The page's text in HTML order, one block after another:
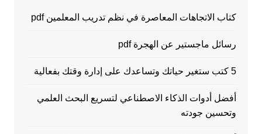
كتاب الاتجاهات المعاصرة في نظم تدريب المعلمين pdf
رسائل ماجستير عن الهجرة pdf
5 كتب ستغير حياتك وتساعدك على إدارة وقتك بفعالية
أفضل أدوات الذكاء الاصطناعي لتسريع البحث العلمي
وتحسين جودته